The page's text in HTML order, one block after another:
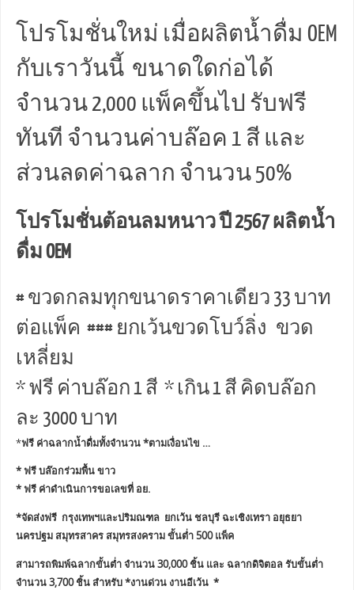
โปรโมชั่นใหม่ เมื่อผลิตน้ำดื่ม OEM
กับเราวันนี้ ขนาดใดก่อได้
จำนวน 2,000 แพ็คขึ้นไป รับฟรี
ทันที จำนวนค่าบล๊อค 1 สี และ
ส่วนลดค่าฉลาก จำนวน 50%
โปรโมชั่นต้อนลมหนาว ปี 2567 ผลิตน้ำ
ดื่ม OEM
# ขวดกลมทุกขนาดราคาเดียว 33 บาท
ต่อแพ็ค ### ยกเว้นขวดโบว์ลิ่ง ขวด
เหลี่ยม
* ฟรี ค่าบล๊อก 1 สี * เกิน 1 สี คิดบล๊อก
ละ 3000 บาท
*ฟรี ค่าฉลากน้ำดื่มทั้งจำนวน *ตามเงื่อนไข …
* ฟรี บล๊อกร่วมพื้น ขาว
* ฟรี ค่าดำเนินการขอเลขที่ อย.
*จัดส่งฟรี กรุงเทพฯและปริมณฑล ยกเว้น ชลบุรี ฉะเชิงเทรา อยุธยา
นครปฐม สมุทรสาคร สมุทรสงคราม ขั้นต่ำ 500 แพ็ค
สามารถพิมพ์ฉลากขั้นต่ำ จำนวน 30,000 ชิ้น และ ฉลากดิจิตอล รับขั้นต่ำ
จำนวน 3,700 ชิ้น สำหรับ *งานด่วน งานอีเว้น *